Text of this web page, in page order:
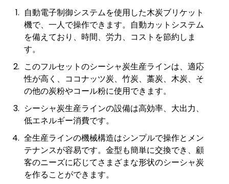
自動電子制御システムを使用した木炭ブリケット
機で、一人で操作できます。自動カットシステム
を備えており、時間、労力、コストを節約しま
す。
このフルセットのシーシャ炭生産ラインは、適応
性が高く、ココナッツ炭、竹炭、藁炭、木炭、そ
の他の炭粉やコール粉に使用できます。
シーシャ炭生産ラインの設備は高効率、大出力、
低エネルギー消費です。
全生産ラインの機械構造はシンプルで操作とメン
テナンスが容易です。金型も簡単に交換でき、顧
客のニーズに応じてさまざまな形状のシーシャ炭
を作ることができます。